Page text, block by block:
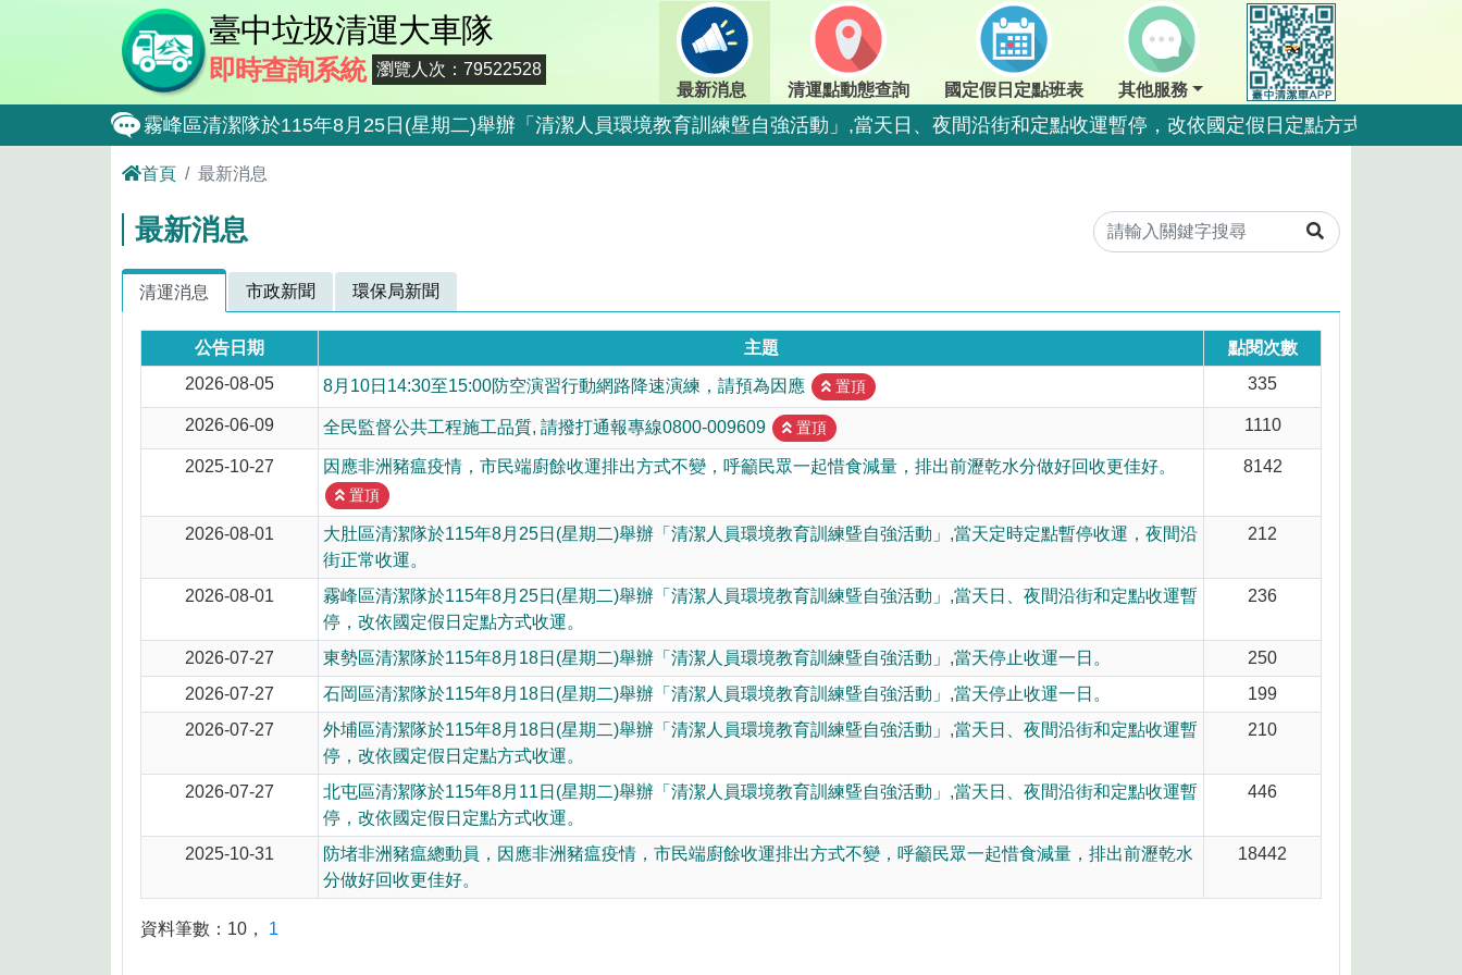
臺中垃圾清運大車隊
即時查詢系統 瀏覽人次：79522528
最新消息
清運點動態查詢 國定假日定點班表 其他服務
霧峰區清潔隊於115年8月25日(星期二)舉辦「清潔人員環境教育訓練曁自強活動」,當天日、夜間沿街和定點收運暫停，改依國定假日定點方式收運。
大肚區清潔隊於115年8月25日(星期二)舉辦「清潔人員環境教育訓練曁自強活動」,當天定時定點暫停收運，夜間沿街正常收運。
北屯區清潔隊於115年8月11日(星期二)舉辦「清潔人員環境教育訓練曁自強活動」,當天日、夜間沿街和定點收運暫停，改依國定假日定點方式收運。
外埔區清潔隊於115年8月18日(星期二)舉辦「清潔人員環境教育訓練曁自強活動」,當天日、夜間沿街和定點收運暫停，改依國定假日定點方式收運。
石岡區清潔隊於115年8月18日(星期二)舉辦「清潔人員環境教育訓練曁自強活動」,當天停止收運一日。
東勢區清潔隊於115年8月18日(星期二)舉辦「清潔人員環境教育訓練曁自強活動」,當天停止收運一日。
全民監督公共工程施工品質, 請撥打通報專線0800-009609
防堵非洲豬瘟總動員，因應非洲豬瘟疫情，市民端廚餘收運排出方式不變，呼籲民眾一起惜食減量，排出前瀝乾水分做好回收更佳好。
因應非洲豬瘟疫情，市民端廚餘收運排出方式不變，呼籲民眾一起惜食減量，排出前瀝乾水分做好回收更佳好。
8月10日14:30至15:00防空演習行動網路降速演練，請預為因應
首頁 最新消息
最新消息
清運消息 市政新聞 環保局新聞
公告日期 主題
點閱次數
2026-08-05
8月10日14:30至15:00防空演習行動網路降速演練，請預為因應 置頂 335
2026-06-09 全民監督公共工程施工品質, 請撥打通報專線0800-009609 置頂 1110
2025-10-27 因應非洲豬瘟疫情，市民端廚餘收運排出方式不變，呼籲民眾一起惜食減量，排出前瀝乾水分做好回收更佳好。
置頂
8142
2026-08-01
大肚區清潔隊於115年8月25日(星期二)舉辦「清潔人員環境教育訓練曁自強活動」,當天定時定點暫停收運，夜間沿
街正常收運。
212
2026-08-01
霧峰區清潔隊於115年8月25日(星期二)舉辦「清潔人員環境教育訓練曁自強活動」,當天日、夜間沿街和定點收運暫
停，改依國定假日定點方式收運。
236
2026-07-27 東勢區清潔隊於115年8月18日(星期二)舉辦「清潔人員環境教育訓練曁自強活動」,當天停止收運一日。
250
2026-07-27
石岡區清潔隊於115年8月18日(星期二)舉辦「清潔人員環境教育訓練曁自強活動」,當天停止收運一日。
199
2026-07-27
外埔區清潔隊於115年8月18日(星期二)舉辦「清潔人員環境教育訓練曁自強活動」,當天日、夜間沿街和定點收運暫
停，改依國定假日定點方式收運。
210
2026-07-27
北屯區清潔隊於115年8月11日(星期二)舉辦「清潔人員環境教育訓練曁自強活動」,當天日、夜間沿街和定點收運暫
停，改依國定假日定點方式收運。
446
2025-10-31
防堵非洲豬瘟總動員，因應非洲豬瘟疫情，市民端廚餘收運排出方式不變，呼籲民眾一起惜食減量，排出前瀝乾水
分做好回收更佳好。
18442
資料筆數： 10 ， 1